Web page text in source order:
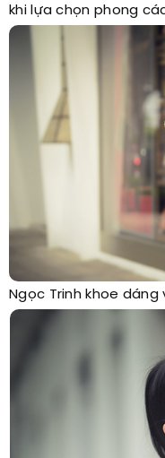
khi lựa chọn phong
Ngọc Trinh khoe